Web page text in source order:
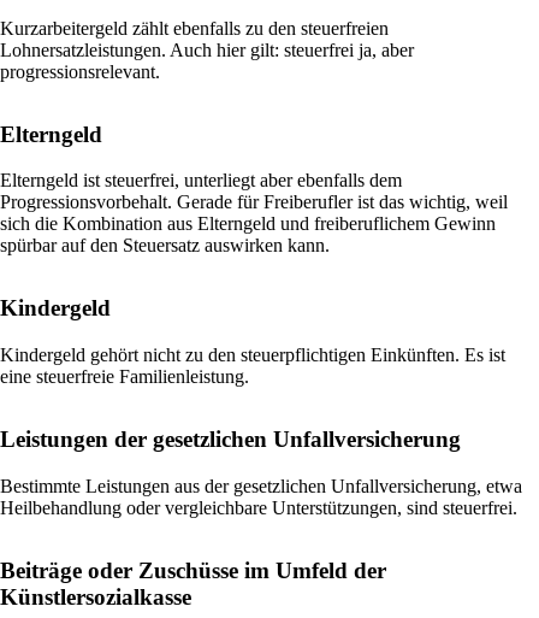
Kurzarbeitergeld zählt ebenfalls zu den steuerfreien
Lohnersatzleistungen. Auch hier gilt: steuerfrei ja, aber
progressionsrelevant.
Elterngeld
Elterngeld ist steuerfrei, unterliegt aber ebenfalls dem
Progressionsvorbehalt. Gerade für Freiberufler ist das wichtig, weil
sich die Kombination aus Elterngeld und freiberuflichem Gewinn
spürbar auf den Steuersatz auswirken kann.
Kindergeld
Kindergeld gehört nicht zu den steuerpflichtigen Einkünften. Es ist
eine steuerfreie Familienleistung.
Leistungen der gesetzlichen Unfallversicherung
Bestimmte Leistungen aus der gesetzlichen Unfallversicherung, etwa
Heilbehandlung oder vergleichbare Unterstützungen, sind steuerfrei.
Beiträge oder Zuschüsse im Umfeld der
Künstlersozialkasse